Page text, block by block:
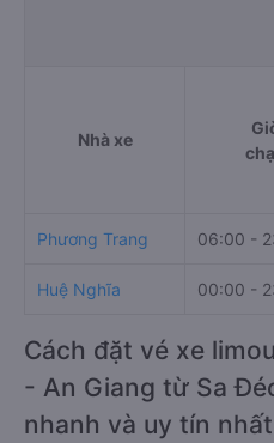
Nhà xe
Phương Trang 06:00 -
Huệ Nghĩa 00:00 -
Cách đặt vé xe
- An Giang từ Sa
nhanh và uy tín nhất